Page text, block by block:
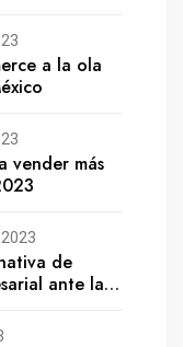
a la ola
vender más
de
ante la